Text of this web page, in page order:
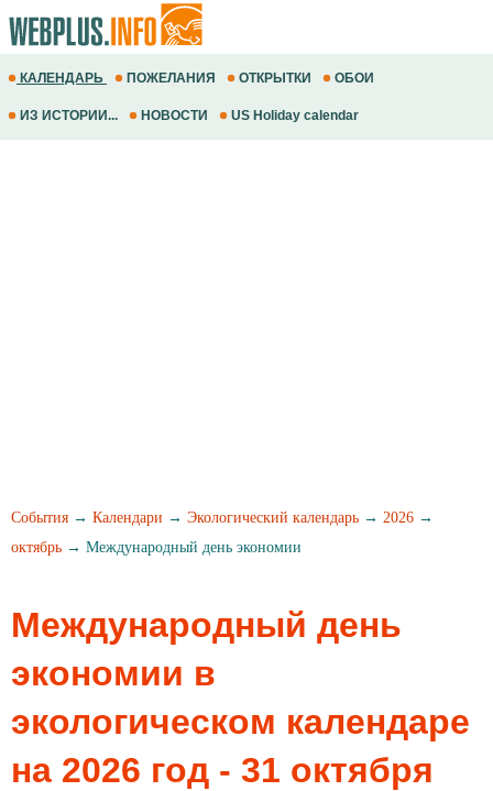
КАЛЕНДАРЬ ПОЖЕЛАНИЯ ОТКРЫТКИ ОБОИ
ИЗ ИСТОРИИ... НОВОСТИ US Holiday calendar
События → Календари → Экологический календарь → 2026 →
октябрь → Международный день экономии
Международный день
экономии в
экологическом календаре
на 2026 год - 31 октября